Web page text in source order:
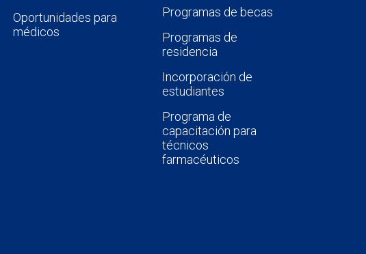
Oportunidades para
médicos
Programas de becas
Programas de
residencia
Incorporación de
estudiantes
Programa de
capacitación para
técnicos
farmacéuticos